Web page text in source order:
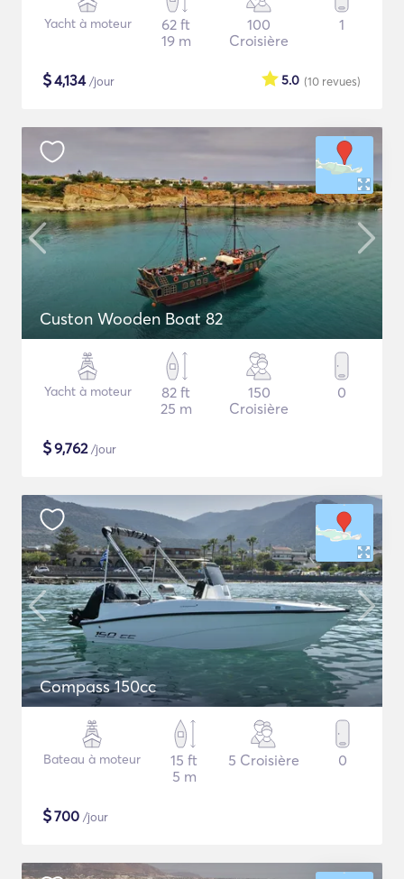
Yacht à moteur
62 ft
19 m
100
Croisière
1
$4,134/jour (10 revues)
5.0
Custon Wooden Boat 82
Yacht à moteur
82 ft
25 m
150
Croisière
0
$9,762/jour
Compass 150cc
Bateau à moteur
15 ft
5 m
5 Croisière 0
$700 /jour